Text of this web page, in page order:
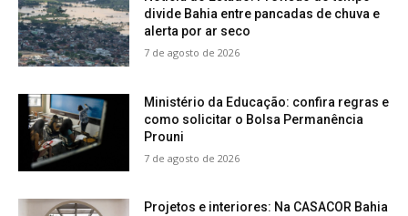
divide Bahia entre pancadas de chuva e
alerta por ar seco
7 de agosto de 2026
Ministério da Educação: confira regras e
como solicitar o Bolsa Permanência
Prouni
7 de agosto de 2026
Projetos e interiores: Na CASACOR Bahia